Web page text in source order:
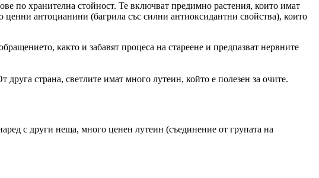
по хранителна стойност. Те включват предимно растения, които имат
антоцианини (багрила със силни антиоксидантни свойства), които
както и забавят процеса на стареене и предпазват нервните
страна, светлите имат много лутеин, който е полезен за очите.
с други неща, много ценен лутеин (съединение от групата на